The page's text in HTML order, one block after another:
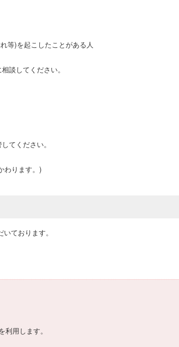
等)を起こしたことがある人
談してください。
てください。
わります。)
ております。
用します。